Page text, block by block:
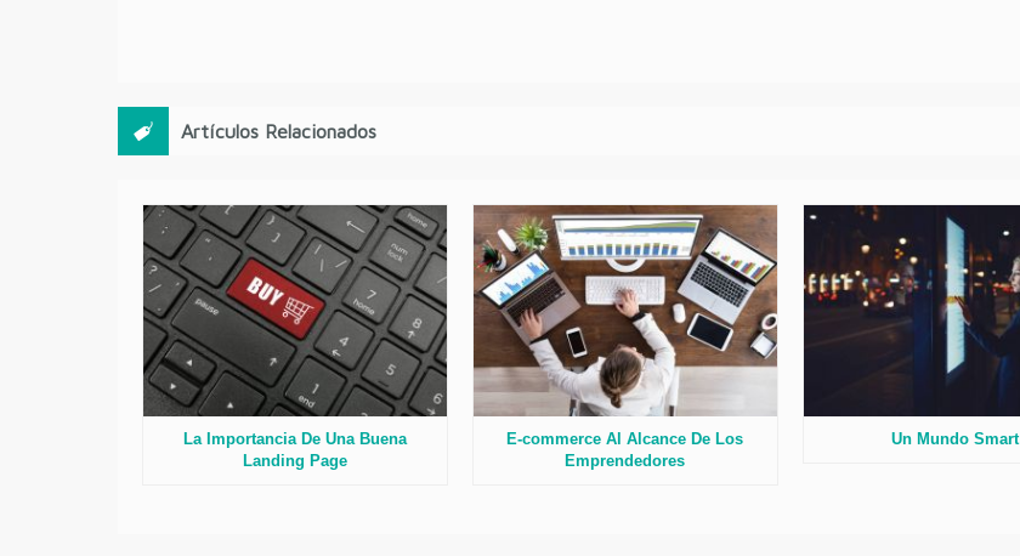
Artículos Relacionados
La Importancia De Una Buena
Landing Page
E-commerce Al Alcance De Los
Emprendedores
Un Mundo Smart